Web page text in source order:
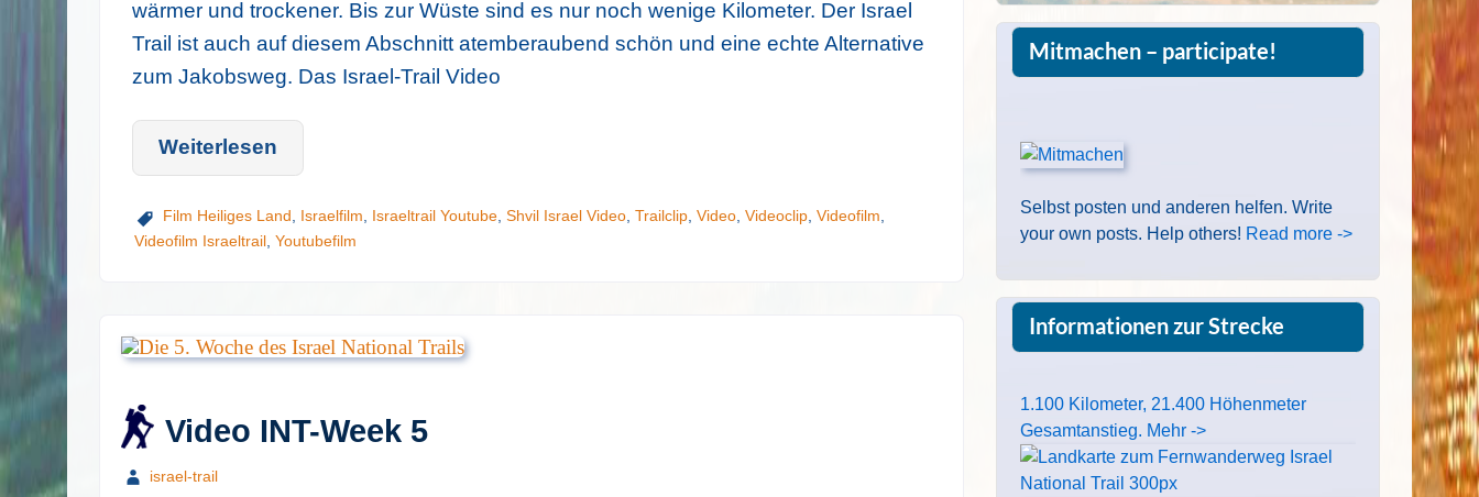
wärmer und trockener. Bis zur Wüste sind es nur noch wenige Kilometer. Der Israel
Trail ist auch auf diesem Abschnitt atemberaubend schön und eine echte Alternative
zum Jakobsweg. Das Israel-Trail Video
Weiterlesen
Film Heiliges Land, Israelfilm, Israeltrail Youtube, Shvil Israel Video, Trailclip, Video, Videoclip, Videofilm,
Videofilm Israeltrail, Youtubefilm
Video INT-Week 5
israel-trail
Mitmachen – participate!
Selbst posten und anderen helfen. Write
your own posts. Help others! Read more ->
Informationen zur Strecke
1.100 Kilometer, 21.400 Höhenmeter
Gesamtanstieg. Mehr ->